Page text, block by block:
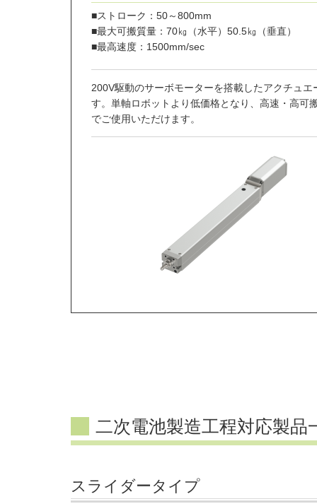
■ストローク：50～800mm
■最大可搬質量：70㎏（水平）50.5㎏（垂直）
■最高速度：1500mm/sec
200V駆動のサーボモーターを搭載したアクチュエ
す。単軸ロボットより低価格となり、高速・高可
でご使用いただけます。
二次電池製造工程対応製品
スライダータイプ